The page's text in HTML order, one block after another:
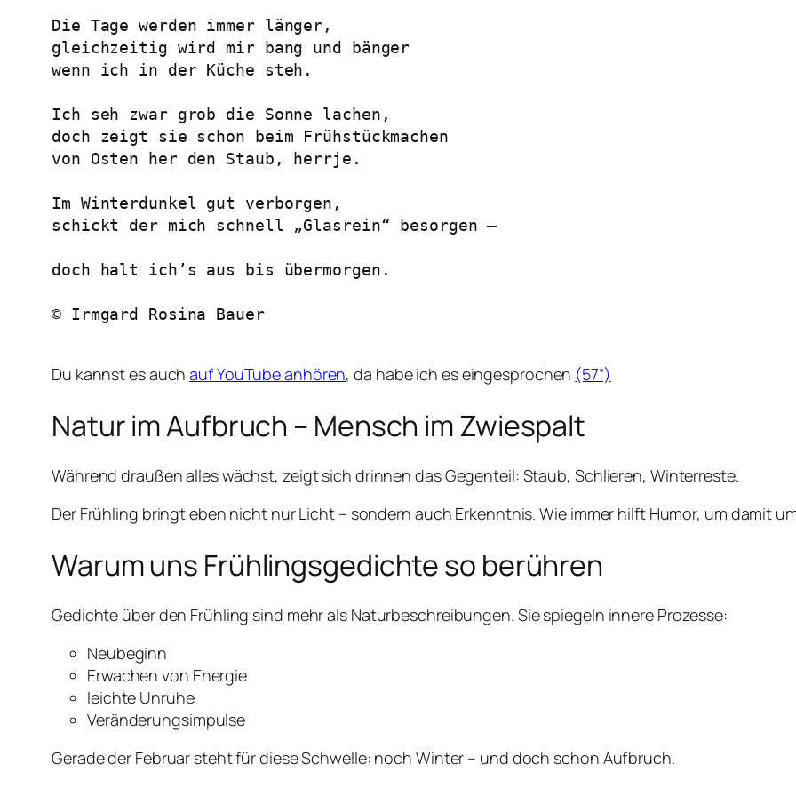
Die Tage werden immer länger,
gleichzeitig wird mir bang und bänger
wenn ich in der Küche steh.
Ich seh zwar grob die Sonne lachen,
doch zeigt sie schon beim Frühstückmachen
von Osten her den Staub, herrje.
Im Winterdunkel gut verborgen,
schickt der mich schnell „Glasrein“ besorgen –
doch halt ich’s aus bis übermorgen.
© Irmgard Rosina Bauer
Du kannst es auchauf YouTube anhören, da habe ich es eingesprochen (57“)
Natur im Aufbruch – Mensch im Zwiespalt
Während draußen alles wächst, zeigt sich drinnen das Gegenteil: Staub, Schlieren, Winterreste.
Der Frühling bringt eben nicht nur Licht – sondern auch Erkenntnis. Wie immer hilft Humor, um damit
Warum uns Frühlingsgedichte so berühren
Gedichte über den Frühling sind mehr als Naturbeschreibungen. Sie spiegeln innere Prozesse:
Neubeginn
Erwachen von Energie
leichte Unruhe
Veränderungsimpulse
Gerade der Februar steht für diese Schwelle: noch Winter – und doch schon Aufbruch.